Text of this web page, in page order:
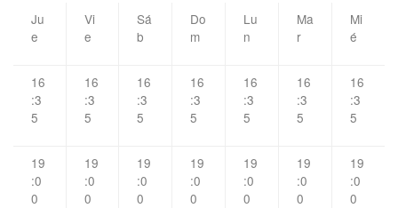
Ju
e
Vi
e
Sá
b
Do
m
Lu
n
Ma
r
Mi
é
16
:3
5
16
:3
5
16
:3
5
16
:3
5
16
:3
5
16
:3
5
16
:3
5
19
:0
0
19
:0
0
19
:0
0
19
:0
0
19
:0
0
19
:0
0
19
:0
0